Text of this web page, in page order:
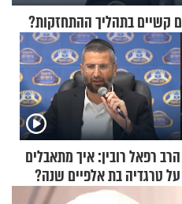
קשיים בתהליך ההתחזקות?
הרב רפאל רובין: איך מתאבלים
על טרגדיה בת אלפיים שנה?